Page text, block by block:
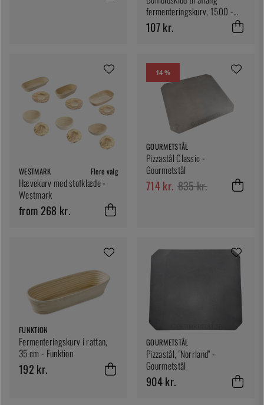
fermenteringskurv, 1500 -
2000 g - Westmark
107 kr.
WESTMARK Flere valg
Hævekurv med stofklæde -
Westmark
from 268 kr.
14 %
GOURMETSTÅL
Pizzastål Classic -
Gourmetstål
714 kr. 835 kr.
FUNKTION
Fermenteringskurv i rattan,
35 cm - Funktion
192 kr.
GOURMETSTÅL
Pizzastål, "Norrland" -
Gourmetstål
904 kr.